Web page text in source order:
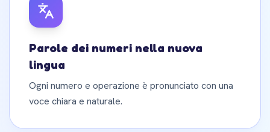
Parole dei numeri nella nuova
lingua
Ogni numero e operazione è pronunciato con una
voce chiara e naturale.